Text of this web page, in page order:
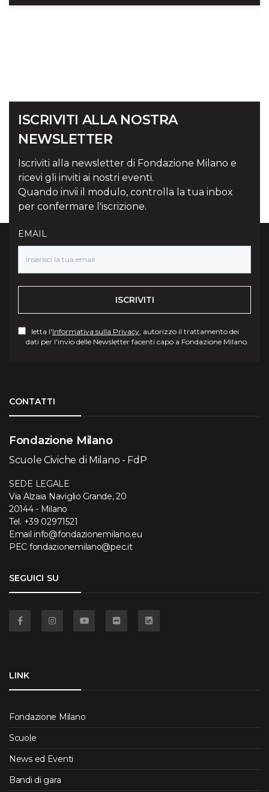
ISCRIVITI ALLA NOSTRA
NEWSLETTER
Iscriviti alla newsletter di Fondazione Milano e
ricevi gli inviti ai nostri eventi.
Quando invii il modulo, controlla la tua inbox
per confermare l'iscrizione.
EMAIL
ISCRIVITI
letta l'Informativa sulla Privacy, autorizzo il trattamento dei
dati per l'invio delle Newsletter facenti capo a Fondazione Milano.
CONTATTI
Fondazione Milano
Scuole Civiche di Milano - FdP
SEDE LEGALE
Via Alzaia Naviglio Grande, 20
20144 - Milano
Tel. +39 02971521
Email info@fondazionemilano.eu
PEC fondazionemilano@pec.it
SEGUICI SU
LINK
Fondazione Milano
Scuole
News ed Eventi
Bandi di gara